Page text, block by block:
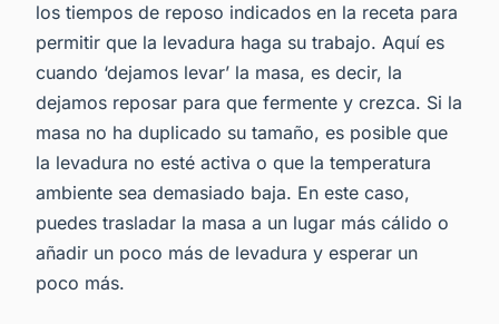
los tiempos de reposo indicados en la receta para
permitir que la levadura haga su trabajo. Aquí es
cuando ‘dejamos levar’ la masa, es decir, la
dejamos reposar para que fermente y crezca. Si la
masa no ha duplicado su tamaño, es posible que
la levadura no esté activa o que la temperatura
ambiente sea demasiado baja. En este caso,
puedes trasladar la masa a un lugar más cálido o
añadir un poco más de levadura y esperar un
poco más.